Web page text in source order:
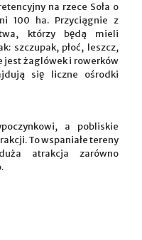
na rzece Soła o
100 ha. Przyciągnie z
którzy będą mieli
szczupak, płoć, leszcz,
jest żaglówek i rowerków
się liczne ośrodki
a pobliskie
To wspaniałe tereny
atrakcja zarówno